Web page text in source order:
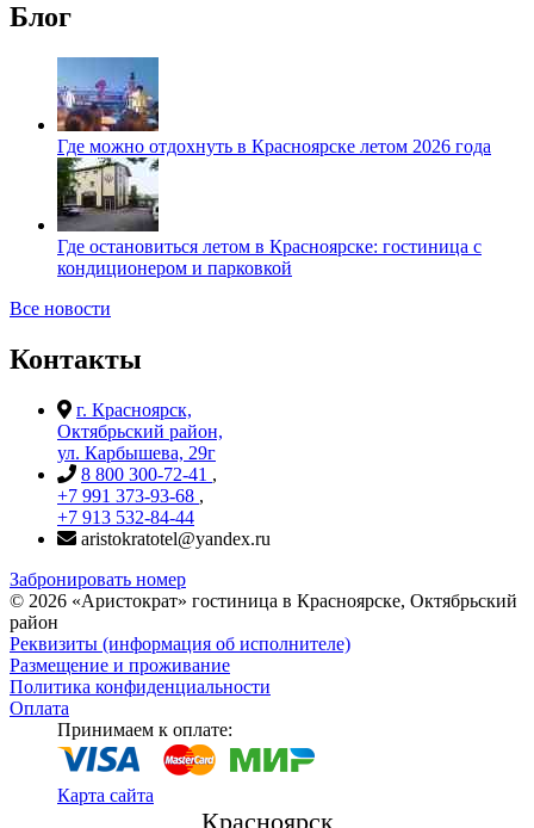
Блог
Где можно отдохнуть в Красноярске летом 2026 года
Где остановиться летом в Красноярске: гостиница с
кондиционером и парковкой
Все новости
Контакты
г. Красноярск,
Октябрьский район,
ул. Карбышева, 29г
8 800 300-72-41 ,
+7 991 373-93-68 ,
+7 913 532-84-44
aristokratotel@yandex.ru
Забронировать номер
© 2026 «Аристократ» гостиница в Красноярске, Октябрьский
район
Реквизиты (информация об исполнителе)
Размещение и проживание
Политика конфиденциальности
Оплата
Принимаем к оплате:
Карта сайта
Красноярск